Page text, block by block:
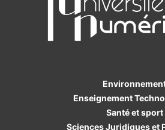
Enseignement
Santé et sport
Sciences Juridiques et